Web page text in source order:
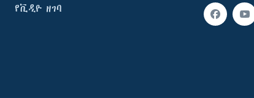
የቪዲዮ ዘገባ